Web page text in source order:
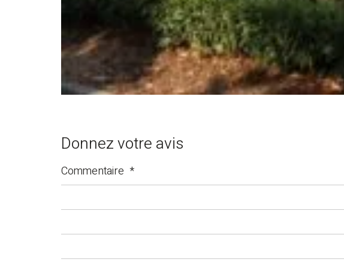
Donnez votre avis
Commentaire *